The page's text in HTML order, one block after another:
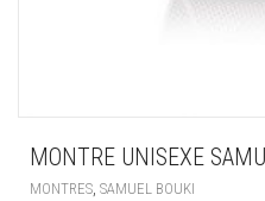
MONTRE UNISEXE
MONTRES SAMUEL BOUKI